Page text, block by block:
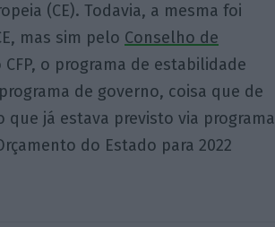
(CE). Todavia, a mesma foi
mas sim pelo Conselho de
o programa de estabilidade
de governo, coisa que de
já estava previsto via programa
do Estado para 2022